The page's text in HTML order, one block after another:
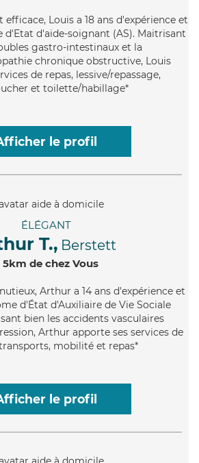
efficace, Louis a 18 ans d'expérience et
d'Etat d'aide-soignant (AS). Maitrisant
gastro-intestinaux et la
chronique obstructive, Louis
de repas, lessive/repassage,
et toilette/habillage*
le profil
ÉLÉGANT
T., Berstett
5km de chez Vous
Arthur a 14 ans d'expérience et
d'État d'Auxiliaire de Vie Sociale
bien les accidents vasculaires
Arthur apporte ses services de
mobilité et repas*
le profil